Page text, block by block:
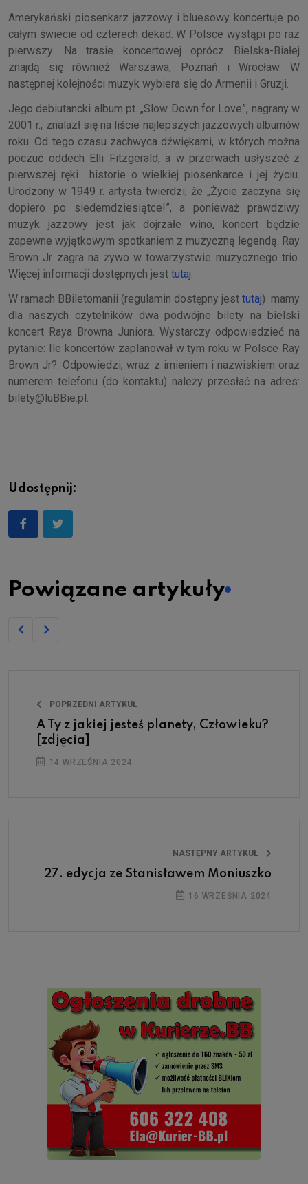
Amerykański piosenkarz jazzowy i bluesowy koncertuje po
całym świecie od czterech dekad. W Polsce wystąpi po raz
pierwszy. Na trasie koncertowej oprócz Bielska-Białej
znajdą się również Warszawa, Poznań i Wrocław. W
następnej kolejności muzyk wybiera się do Armenii i Gruzji.
Jego debiutancki album pt. „Slow Down for Love”, nagrany w
2001 r., znalazł się na liście najlepszych jazzowych albumów
roku. Od tego czasu zachwyca dźwiękami, w których można
poczuć oddech Elli Fitzgerald, a w przerwach usłyszeć z
pierwszej ręki historie o wielkiej piosenkarce i jej życiu.
Urodzony w 1949 r. artysta twierdzi, że „Życie zaczyna się
dopiero po siedemdziesiątce!”, a ponieważ prawdziwy
muzyk jazzowy jest jak dojrzałe wino, koncert będzie
zapewne wyjątkowym spotkaniem z muzyczną legendą. Ray
Brown Jr zagra na żywo w towarzystwie muzycznego trio.
Więcej informacji dostępnych jest tutaj.
W ramach BBiletomanii (regulamin dostępny jest tutaj) mamy
dla naszych czytelników dwa podwójne bilety na bielski
koncert Raya Browna Juniora. Wystarczy odpowiedzieć na
pytanie: Ile koncertów zaplanował w tym roku w Polsce Ray
Brown Jr?. Odpowiedzi, wraz z imieniem i nazwiskiem oraz
numerem telefonu (do kontaktu) należy przesłać na adres:
bilety@luBBie.pl.
Udostępnij:
Powiązane artykuły
POPRZEDNI ARTYKUŁ
A Ty z jakiej jesteś planety, Człowieku?
[zdjęcia]
14 WRZEŚNIA 2024
NASTĘPNY ARTYKUŁ
27. edycja ze Stanisławem Moniuszko
16 WRZEŚNIA 2024